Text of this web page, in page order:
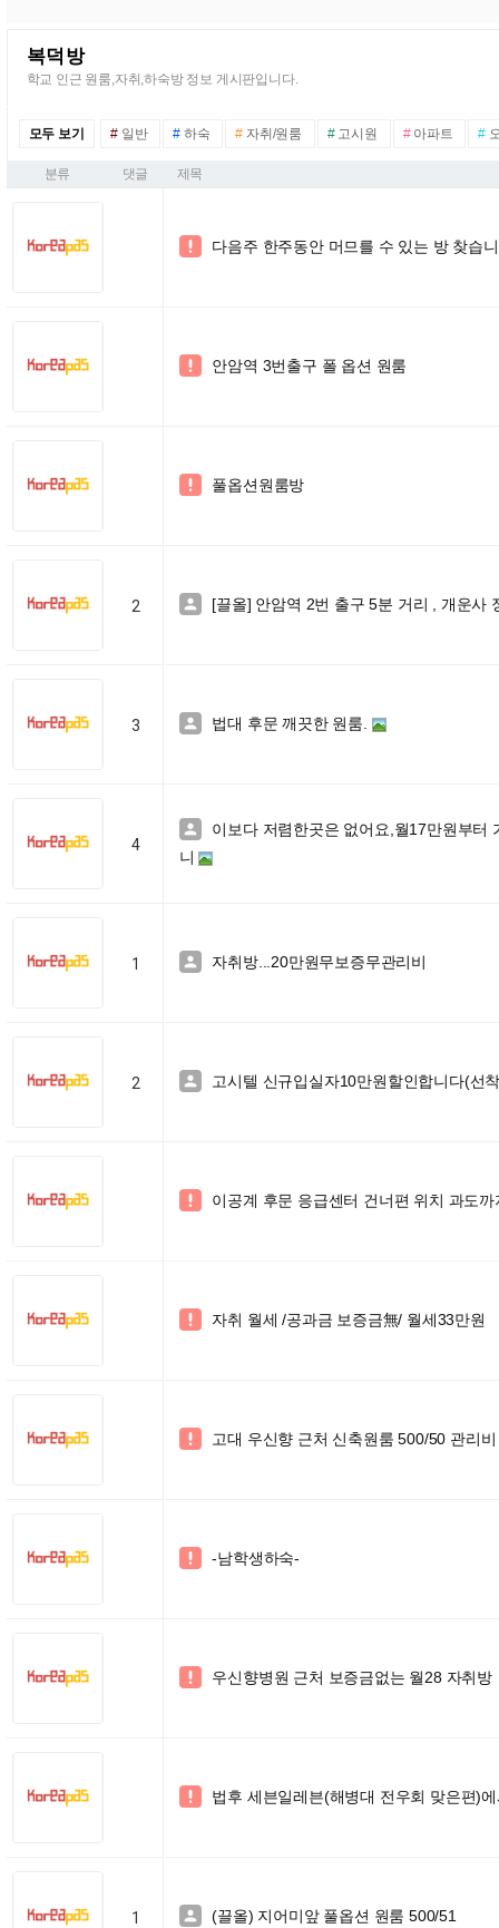
복덕방
학교 인근 원룸,자취,하숙방 정보 게시판입니다.
모두 보기 # 일반 # 하숙 # 자취/원룸 #고시원 #아파트 #
분류 댓글 제목
 다음주 한주동안 머므를 수 있는 방 찾습
 안암역 3번출구 폴 옵션 원룸
 풀옵션원룸방
2  [끌올] 안암역 2번 출구 5분 거리 , 개운사
3  법대 후문 깨끗한 원룸.
4

이보다 저렴한곳은 없어요,월17만원부터
니
1  자취방...20만원무보증무관리비
2  고시텔 신규입실자10만원할인합니다(선
 이공계 후문 응급센터 건너편 위치 과도
 자취 월세 /공과금 보증금無/ 월세33만원
 고대 우신향 근처 신축원룸 500/50 관리
 -남학생하숙-
 우신향병원 근처 보증금없는 월28 자취방
 법후 세븐일레븐(해병대 전우회 맞은편)
1  (끌올) 지어미앞 풀옵션 원룸 500/51